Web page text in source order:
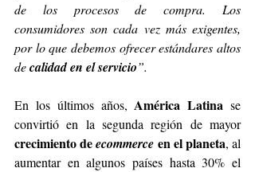
de los procesos de compra. Los
consumidores son cada vez más exigentes,
por lo que debemos ofrecer estándares altos
de calidad en el servicio”.
En los últimos años, América Latina se
convirtió en la segunda región de mayor
crecimiento de ecommerce en el planeta, al
aumentar en algunos países hasta 30% el